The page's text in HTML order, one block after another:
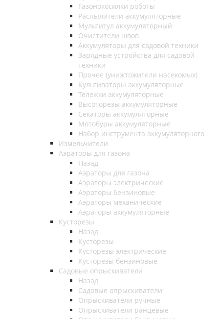
Газонокосилки роботы
Распылители аккумуляторные
Мультитул аккумуляторный
Очистители швов
Аккумуляторы для садовой техники
Зарядные устройства для садовой
техники
Прочее (унижтожители насекомых)
Культиваторы аккумуляторные
Тележки аккумуляторные
Высоторезы аккумуляторные
Секаторы аккумуляторные
Мотобуры аккумуляторные
Набор инструмента аккумуляторного
Измельчители
Аэраторы для газона
Назад
Аэраторы для газона
Аэраторы электрические
Аэраторы бензиновые
Аэраторы механические
Аэраторы аккумуляторные
Кусторезы
Назад
Кусторезы
Кусторезы электрические
Кусторезы бензиновые
Садовые опрыскиватели
Назад
Садовые опрыскиватели
Опрыскиватели ручные
Опрыскиватели ранцевые